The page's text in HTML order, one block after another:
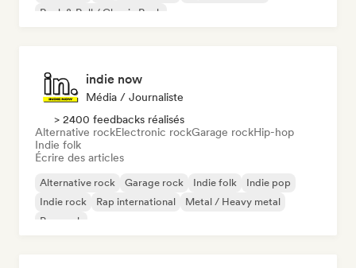
Rock & Roll / Classic Rock
indie now
Média / Journaliste
> 2400 feedbacks réalisés
Alternative rockElectronic rockGarage rockHip-hop
Indie folk
Écrire des articles
Alternative rock Garage rock Indie folk
Indie pop
Indie rock
Rap international
Metal / Heavy metal
Pop rock